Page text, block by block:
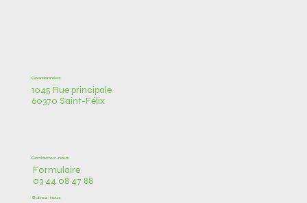
Coordonnées
1045 Rue principale
60370 Saint-Félix
Contactez-nous
Formulaire
03 44 08 47 88
Suivez-nous